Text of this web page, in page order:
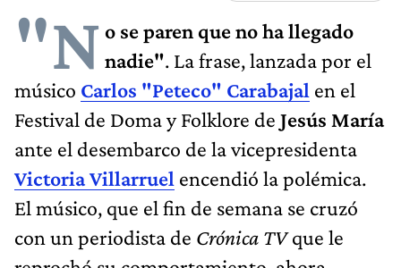
"N o se paren que no ha llegado
nadie". La frase, lanzada por el
músico Carlos "Peteco" Carabajal en el
Festival de Doma y Folklore de Jesús María
ante el desembarco de la vicepresidenta
Victoria Villarruel encendió la polémica.
El músico, que el fin de semana se cruzó
con un periodista de Crónica TVque le